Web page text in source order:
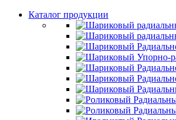
Каталог продукции